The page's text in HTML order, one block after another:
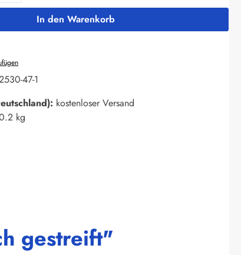
In den Warenkorb
47-1
kostenloser Versand
kg
gestreift"